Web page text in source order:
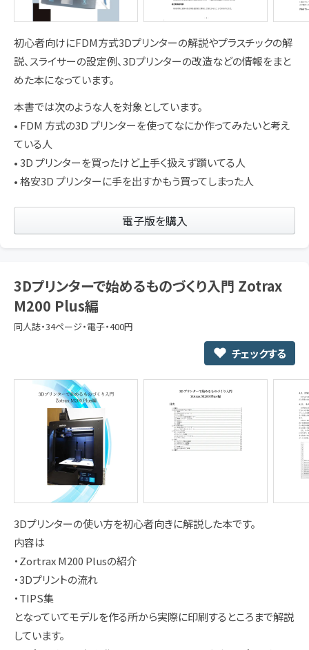
初心者向けにFDM方式3Dプリンターの解説やプラスチックの解
説、スライサーの設定例、3Dプリンターの改造などの情報をまと
めた本になっています。
本書では次のような人を対象としています。
• FDM 方式の3D プリンターを使ってなにか作ってみたいと考え
ている人
• 3D プリンターを買ったけど上手く扱えず躓いてる人
• 格安3D プリンターに手を出すかもう買ってしまった人
電子版を購入
3Dプリンターで始めるものづくり入門 Zotrax
M200 Plus編
同人誌・34ページ・電子・400円
チェックする
3Dプリンターの使い方を初心者向きに解説した本です。
内容は
・Zortrax M200 Plusの紹介
・3Dプリントの流れ
・TIPS集
となっていてモデルを作る所から実際に印刷するところまで解説
しています。